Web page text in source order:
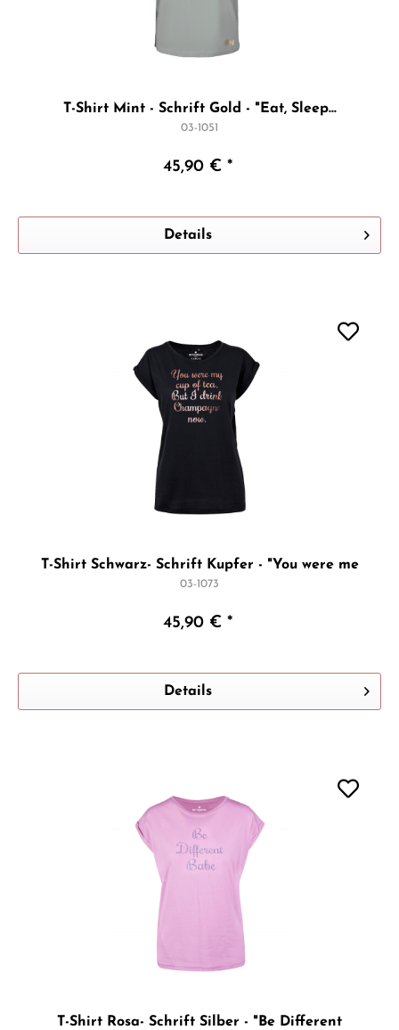
T-Shirt Mint - Schrift Gold - "Eat, Sleep...
03-1051
45,90 € *
Details
T-Shirt Schwarz- Schrift Kupfer - "You were me
03-1073
45,90 € *
Details
T-Shirt Rosa- Schrift Silber - "Be Different